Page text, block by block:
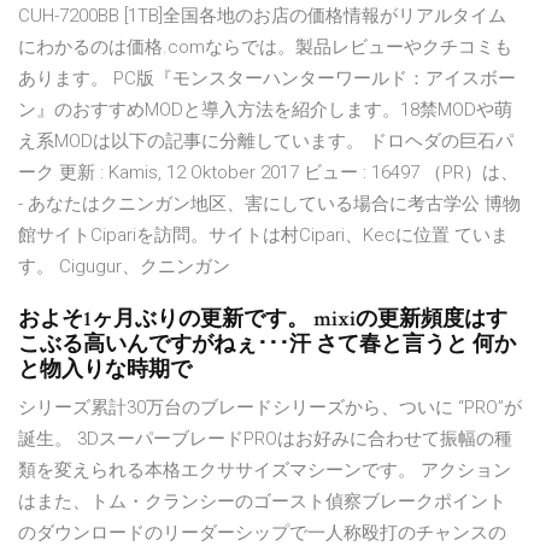
CUH-7200BB [1TB]全国各地のお店の価格情報がリアルタイム
にわかるのは価格.comならでは。製品レビューやクチコミも
あります。 PC版『モンスターハンターワールド：アイスボー
ン』のおすすめMODと導入方法を紹介します。18禁MODや萌
え系MODは以下の記事に分離しています。 ドロヘダの巨石パ
ーク 更新 : Kamis, 12 Oktober 2017 ビュー : 16497 （PR）は、
- あなたはクニンガン地区、害にしている場合に考古学公 博物
館サイトCipariを訪問。サイトは村Cipari、Kecに位置 ていま
す。 Cigugur、クニンガン
およそ1ヶ月ぶりの更新です。 mixiの更新頻度はす
こぶる高いんですがねぇ･･･汗 さて春と言うと 何か
と物入りな時期で
シリーズ累計30万台のブレードシリーズから、ついに “PRO”が
誕生。 3DスーパーブレードPROはお好みに合わせて振幅の種
類を変えられる本格エクササイズマシーンです。 アクション
はまた、トム・クランシーのゴースト偵察ブレークポイント
のダウンロードのリーダーシップで一人称殴打のチャンスの